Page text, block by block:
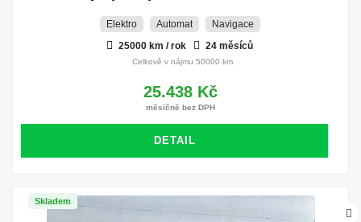
Elektro Automat
Navigace
25000 km / rok
24 měsíců
Celkově v nájmu 50000 km
25.438 Kč
měsíčně bez DPH
DETAIL
Skladem